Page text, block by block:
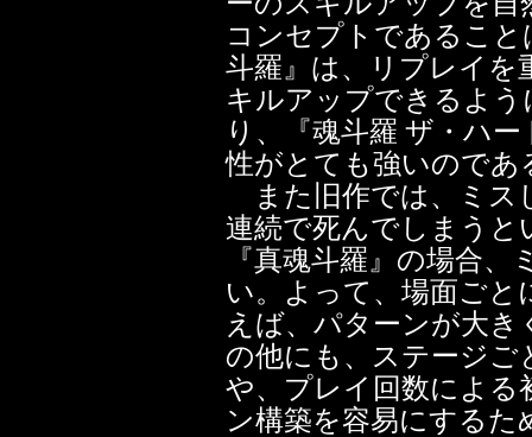
コンセプトであるこ
斗羅』は、リプレイを
キルアップできるよ
り、『魂斗羅 ザ・ハ
性がとても強いのであ
また旧作では、ミス
連続で死んでしまうと
『真魂斗羅』の場合
い。よって、場面ごと
えば、パターンが大
の他にも、ステージご
や、プレイ回数による
ン構築を容易にするた